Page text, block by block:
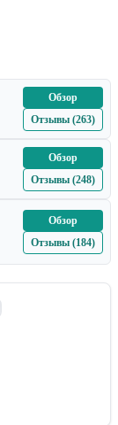
Обзор
Отзывы (263)
Обзор
Отзывы (248)
Обзор
Отзывы (184)